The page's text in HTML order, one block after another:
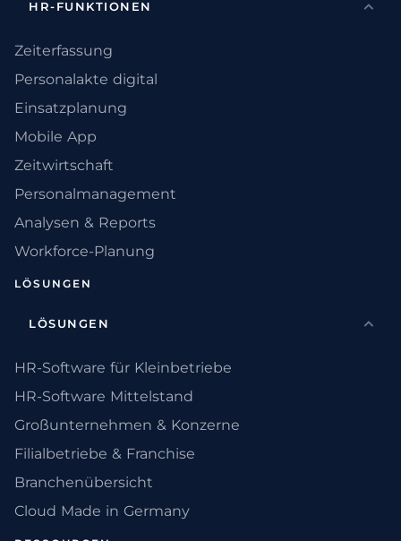
HR-FUNKTIONEN
Zeiterfassung
Personalakte digital
Einsatzplanung
Mobile App
Zeitwirtschaft
Personalmanagement
Analysen & Reports
Workforce-Planung
LÖSUNGEN
LÖSUNGEN
HR-Software für Kleinbetriebe
HR-Software Mittelstand
Großunternehmen & Konzerne
Filialbetriebe & Franchise
Branchenübersicht
Cloud Made in Germany